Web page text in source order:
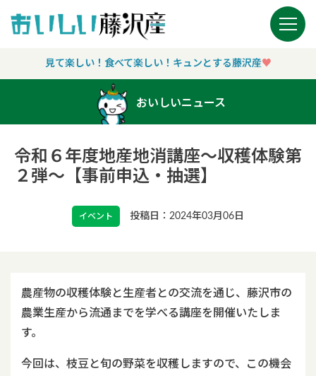
Main Navigation
見て楽しい！食べて楽しい！キュンとする藤沢産♥︎
おいしいニュース
令和６年度地産地消講座～収穫体験第
２弾～【事前申込・抽選】
イベント 投稿日：2024年03月06日
農産物の収穫体験と生産者との交流を通じ、藤沢市の
農業生産から流通までを学べる講座を開催いたしま
す。
今回は、枝豆と旬の野菜を収穫しますので、この機会